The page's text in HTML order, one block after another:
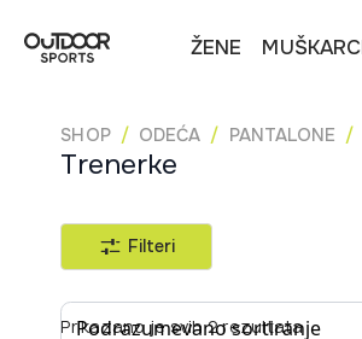
ŽENE
SHOP ODEĆA PANTALONE
Trenerke
Filteri
Sort content
Prikazano je svih 2 rezultata